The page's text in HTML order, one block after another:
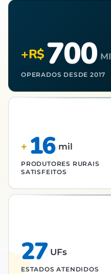
+R$700 MI
OPERADOS DESDE 2017
+ 16 mil
PRODUTORES RURAIS
SATISFEITOS
27 UFs
ESTADOS ATENDIDOS